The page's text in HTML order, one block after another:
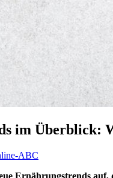
im Überblick:
ABC
Ernährungstrends